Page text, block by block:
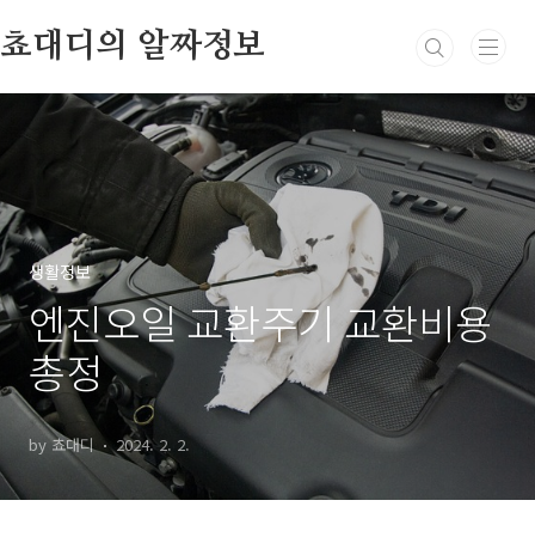
쵸대디의 알짜정보
생활정보
엔진오일 교환주기 교환비용
총정
by 쵸대디 2024. 2. 2.